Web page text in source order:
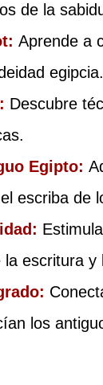
de la
Aprende a
egipcia.
Descubre
Egipto:
escriba de
escritura y
los